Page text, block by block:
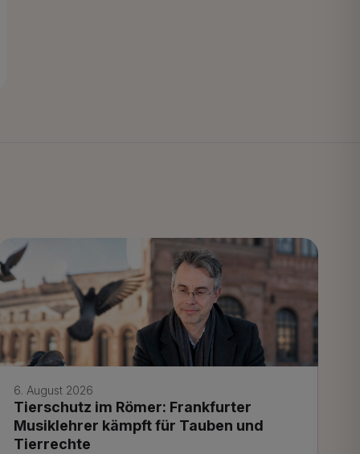
6. August 2026
Tierschutz im Römer: Frankfurter
Musiklehrer kämpft für Tauben und
Tierrechte